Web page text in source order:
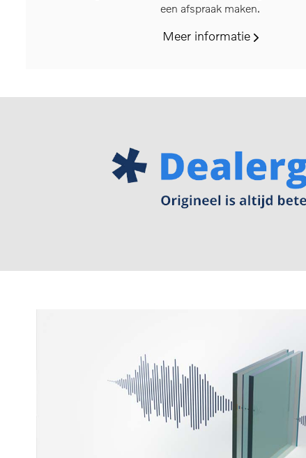
een afspraak maken.
Meer informatie